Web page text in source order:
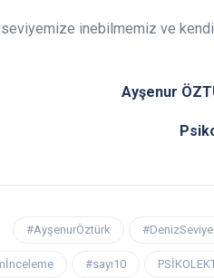
seviyemize inebilmemiz ve
#AyşenurÖztürk
#sayı10